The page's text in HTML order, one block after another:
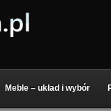
Meble – układ i wybór